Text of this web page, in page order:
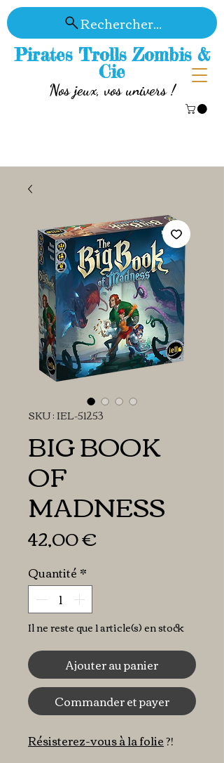
Pirates Trolls Zombis &
Cie
Nos jeux, vos univers !
Rechercher...
SKU : IEL-51253
BIG BOOK
OF
MADNESS
42,00 €Prix
Quantité *
Il ne reste que 1 article(s) en stock
Ajouter au panier
Commander et payer
Résisterez-vous à la folie?!